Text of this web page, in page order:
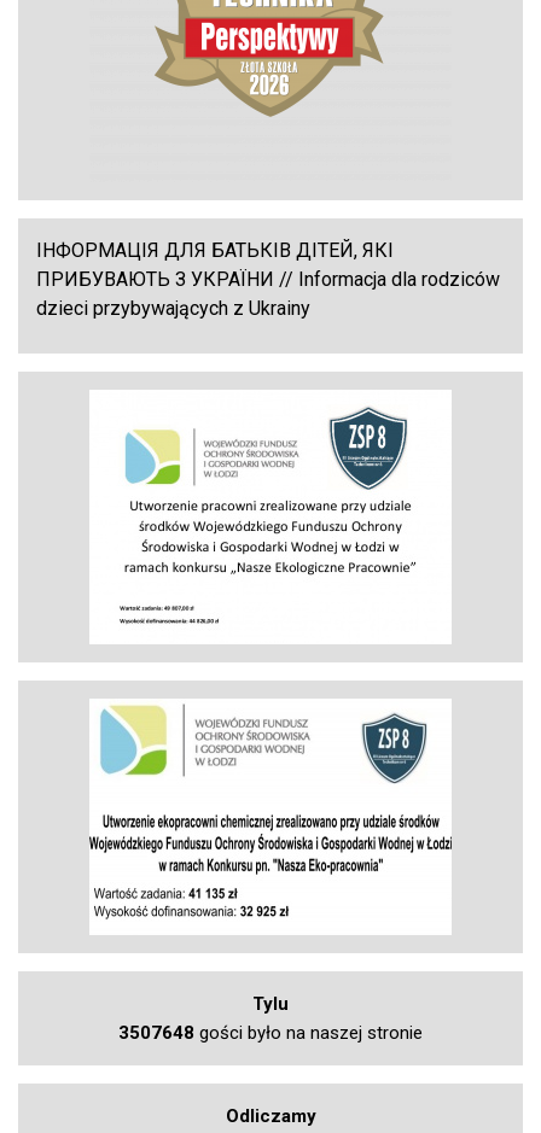
ІНФОРМАЦІЯ ДЛЯ БАТЬКІВ ДІТЕЙ, ЯКІ
ПРИБУВАЮТЬ З УКРАЇНИ // Informacja dla rodziców
dzieci przybywających z Ukrainy
Tylu
3507648 gości było na naszej stronie
Odliczamy